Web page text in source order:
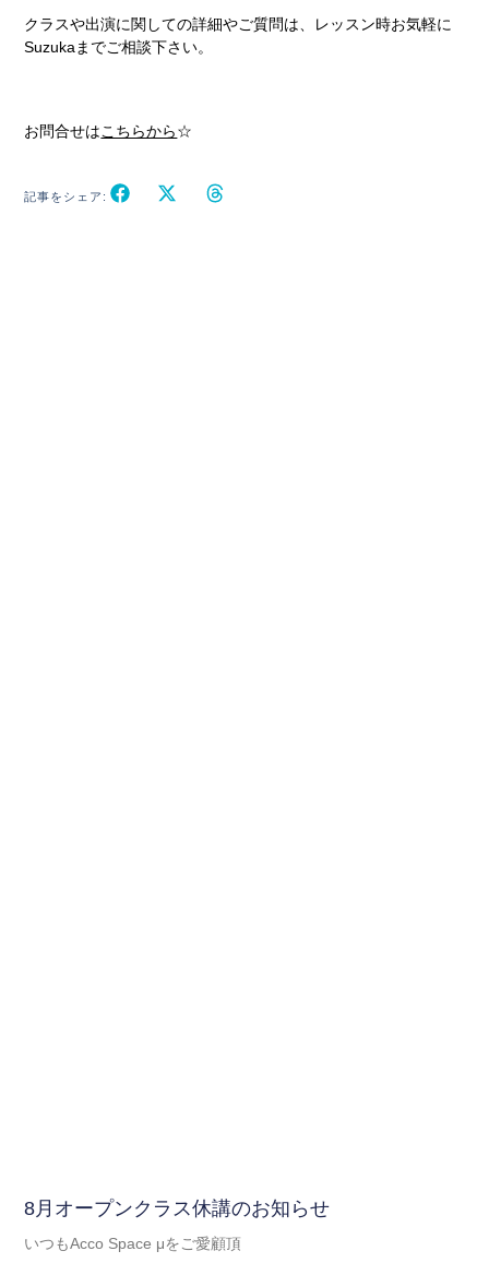
クラスや出演に関しての詳細やご質問は、レッスン時お気軽に
Suzukaまでご相談下さい。
お問合せはこちらから☆
記事をシェア:
8月オープンクラス休講のお知らせ
いつもAcco Space μをご愛顧頂